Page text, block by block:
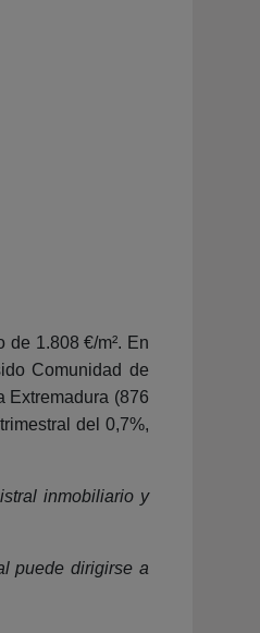
1.808 €/m². En
Comunidad de
Extremadura (876
del 0,7%,
inmobiliario y
puede dirigirse a